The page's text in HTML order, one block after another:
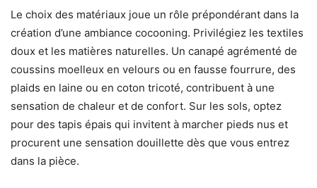
Le choix des matériaux joue un rôle prépondérant dans la
création d’une ambiance cocooning. Privilégiez les textiles
doux et les matières naturelles. Un canapé agrémenté de
coussins moelleux en velours ou en fausse fourrure, des
plaids en laine ou en coton tricoté, contribuent à une
sensation de chaleur et de confort. Sur les sols, optez
pour des tapis épais qui invitent à marcher pieds nus et
procurent une sensation douillette dès que vous entrez
dans la pièce.